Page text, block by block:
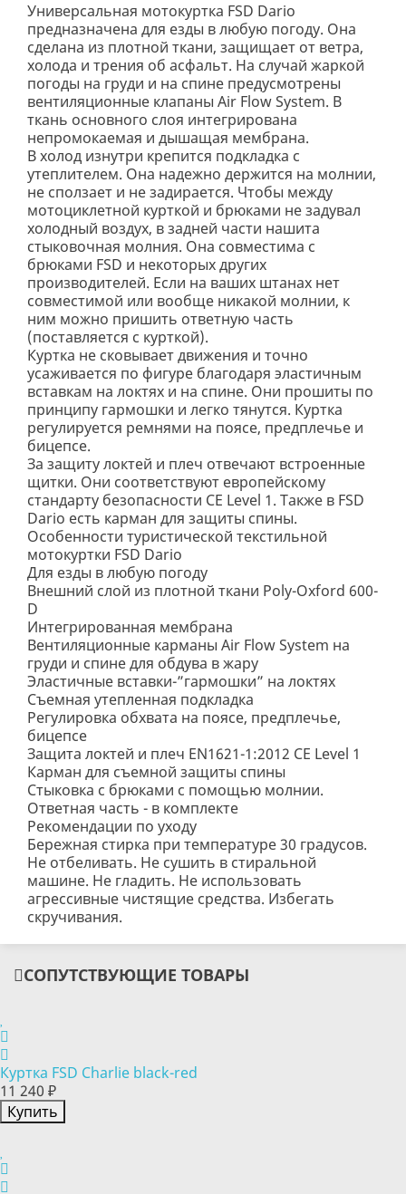
Универсальная мотокуртка FSD Dario
предназначена для езды в любую погоду. Она
сделана из плотной ткани, защищает от ветра,
холода и трения об асфальт. На случай жаркой
погоды на груди и на спине предусмотрены
вентиляционные клапаны Air Flow System. В
ткань основного слоя интегрирована
непромокаемая и дышащая мембрана.
В холод изнутри крепится подкладка с
утеплителем. Она надежно держится на молнии,
не сползает и не задирается. Чтобы между
мотоциклетной курткой и брюками не задувал
холодный воздух, в задней части нашита
стыковочная молния. Она совместима с
брюками FSD и некоторых других
производителей. Если на ваших штанах нет
совместимой или вообще никакой молнии, к
ним можно пришить ответную часть
(поставляется с курткой).
Куртка не сковывает движения и точно
усаживается по фигуре благодаря эластичным
вставкам на локтях и на спине. Они прошиты по
принципу гармошки и легко тянутся. Куртка
регулируется ремнями на поясе, предплечье и
бицепсе.
За защиту локтей и плеч отвечают встроенные
щитки. Они соответствуют европейскому
стандарту безопасности CE Level 1. Также в FSD
Dario есть карман для защиты спины.
Особенности туристической текстильной
мотокуртки FSD Dario
Для езды в любую погоду
Внешний слой из плотной ткани Poly-Oxford 600-
D
Интегрированная мембрана
Вентиляционные карманы Air Flow System на
груди и спине для обдува в жару
Эластичные вставки-”гармошки” на локтях
Съемная утепленная подкладка
Регулировка обхвата на поясе, предплечье,
бицепсе
Защита локтей и плеч EN1621-1:2012 CE Level 1
Карман для съемной защиты спины
Стыковка с брюками с помощью молнии.
Ответная часть - в комплекте
Рекомендации по уходу
Бережная стирка при температуре 30 градусов.
Не отбеливать. Не сушить в стиральной
машине. Не гладить. Не использовать
агрессивные чистящие средства. Избегать
скручивания.
СОПУТСТВУЮЩИЕ ТОВАРЫ
Куртка FSD Charlie black-red
11 240 ₽
Купить